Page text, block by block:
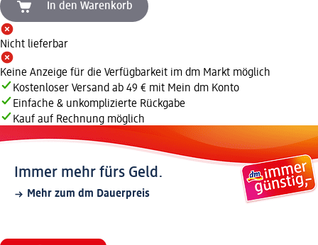
In den Warenkorb
Nicht lieferbar
Keine Anzeige für die Verfügbarkeit im dm Markt möglich
Kostenloser Versand ab 49 € mit Mein dm Konto
Einfache & unkomplizierte Rückgabe
Kauf auf Rechnung möglich
Immer mehr fürs Geld.
Mehr zum dm Dauerpreis